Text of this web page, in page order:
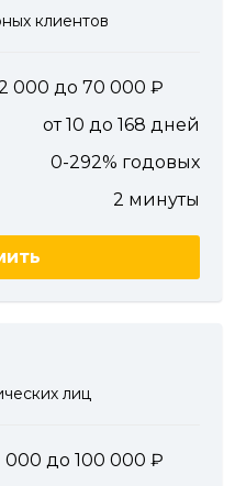
клиентов
000 до 70 000
от 10 до 168 дней
0-292% годовых
2 минуты
лиц
000 до 100 000